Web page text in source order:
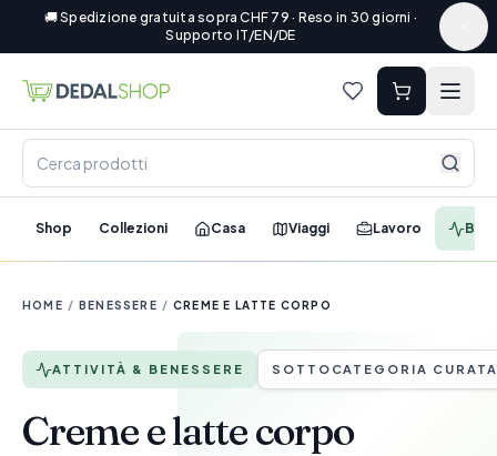
🚚 Spedizione gratuita sopra CHF 79 · Reso in 30 giorni ·
Supporto IT/EN/DE
Shop Collezioni Casa Viaggi Lavoro
HOME / BENESSERE / CREME E LATTE CORPO
ATTIVITÀ & BENESSERE SOTTOCATEGORIA
Creme e latte corpo